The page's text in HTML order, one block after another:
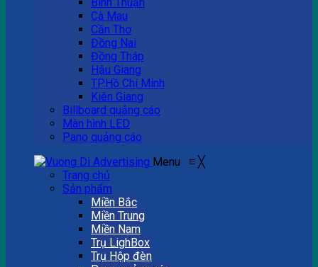
Cà Mau
Cần Thơ
Đồng Nai
Đồng Tháp
Hậu Giang
TP.Hồ Chí Minh
Kiên Giang
Billboard quảng cáo
Màn hình LED
Pano quảng cáo
Menu ≡ ╳
Trang chủ
Sản phẩm
Miền Bắc
Miền Trung
Miền Nam
Trụ LighBox
Trụ Hộp đèn